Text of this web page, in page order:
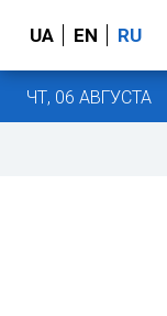
UA EN RU
ЧТ, 06 АВГУСТА